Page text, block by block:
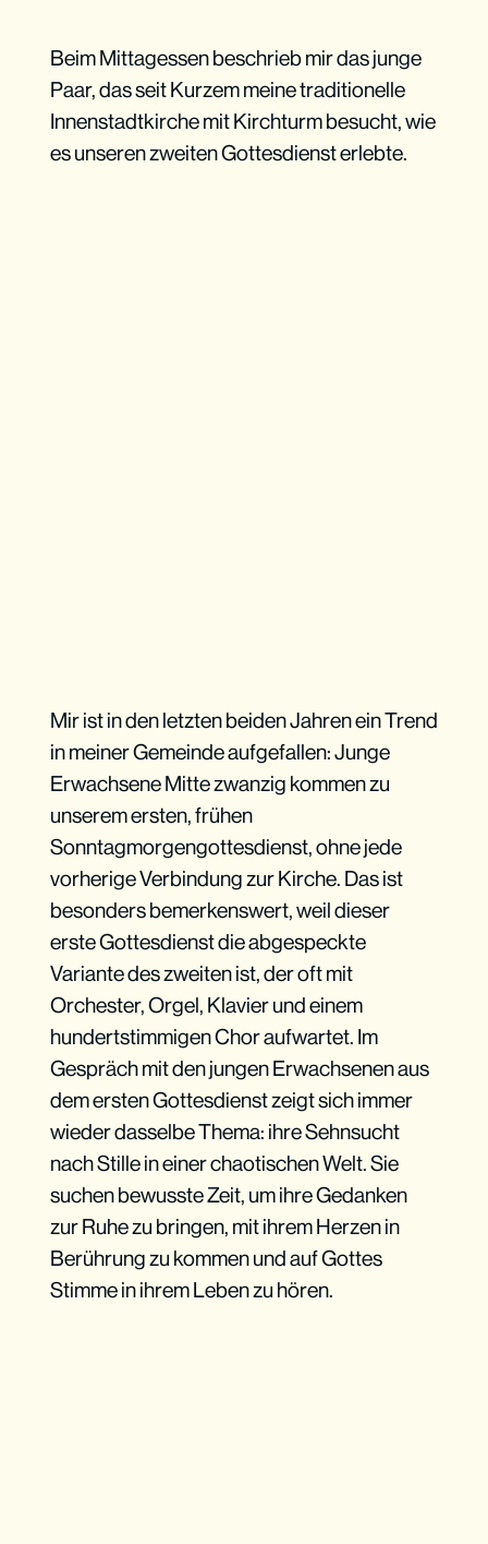
Beim Mittagessen beschrieb mir das junge
Paar, das seit Kurzem meine traditionelle
Innenstadtkirche mit Kirchturm besucht, wie
es unseren zweiten Gottesdienst erlebte.
Mir ist in den letzten beiden Jahren ein Trend
in meiner Gemeinde aufgefallen: Junge
Erwachsene Mitte zwanzig kommen zu
unserem ersten, frühen
Sonntagmorgengottesdienst, ohne jede
vorherige Verbindung zur Kirche. Das ist
besonders bemerkenswert, weil dieser
erste Gottesdienst die abgespeckte
Variante des zweiten ist, der oft mit
Orchester, Orgel, Klavier und einem
hundertstimmigen Chor aufwartet. Im
Gespräch mit den jungen Erwachsenen aus
dem ersten Gottesdienst zeigt sich immer
wieder dasselbe Thema: ihre Sehnsucht
nach Stille in einer chaotischen Welt. Sie
suchen bewusste Zeit, um ihre Gedanken
zur Ruhe zu bringen, mit ihrem Herzen in
Berührung zu kommen und auf Gottes
Stimme in ihrem Leben zu hören.